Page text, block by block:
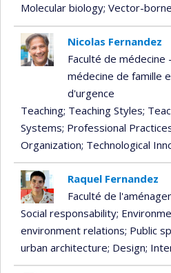
Molecular biology; Vector-
Nicolas Fernandez
Faculté de
médecine de famille
d'urgence
Teaching; Teaching Styles;
Systems; Professional
Organization; Technological
Raquel Fernandez
Faculté de
Social responsability;
environment relations; Public
urban architecture; Design;